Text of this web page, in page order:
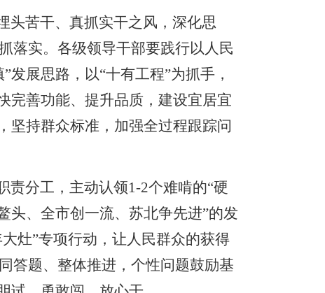
头苦干、真抓实干之风，深化思
落实。各级领导干部要践行以人民
展思路，以“十有工程”为抓手，
完善功能、提升品质，建设宜居宜
持群众标准，加强全过程跟踪问
责分工，主动认领1-2个难啃的“硬
头、全市创一流、苏北争先进”的发
灶”专项行动，让人民群众的获得
答题、整体推进，个性问题鼓励基